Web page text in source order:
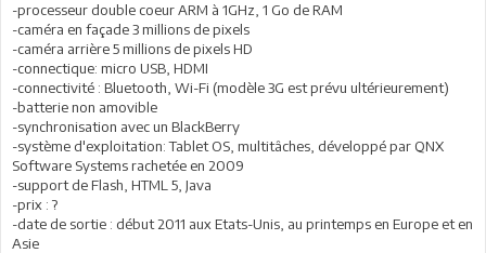
-processeur double coeur ARM à 1GHz, 1 Go de RAM
-caméra en façade 3 millions de pixels
-caméra arrière 5 millions de pixels HD
-connectique: micro USB, HDMI
-connectivité : Bluetooth, Wi-Fi (modèle 3G est prévu ultérieurement)
-batterie non amovible
-synchronisation avec un BlackBerry
-système d'exploitation: Tablet OS, multitâches, développé par QNX
Software Systems rachetée en 2009
-support de Flash, HTML 5, Java
-prix : ?
-date de sortie : début 2011 aux Etats-Unis, au printemps en Europe et en
Asie